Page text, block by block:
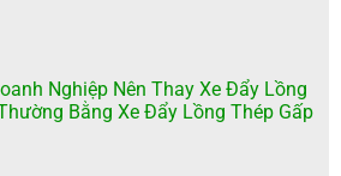
Nghiệp Nên Thay Xe Đẩy Lồng
Bằng Xe Đẩy Lồng Thép Gấp